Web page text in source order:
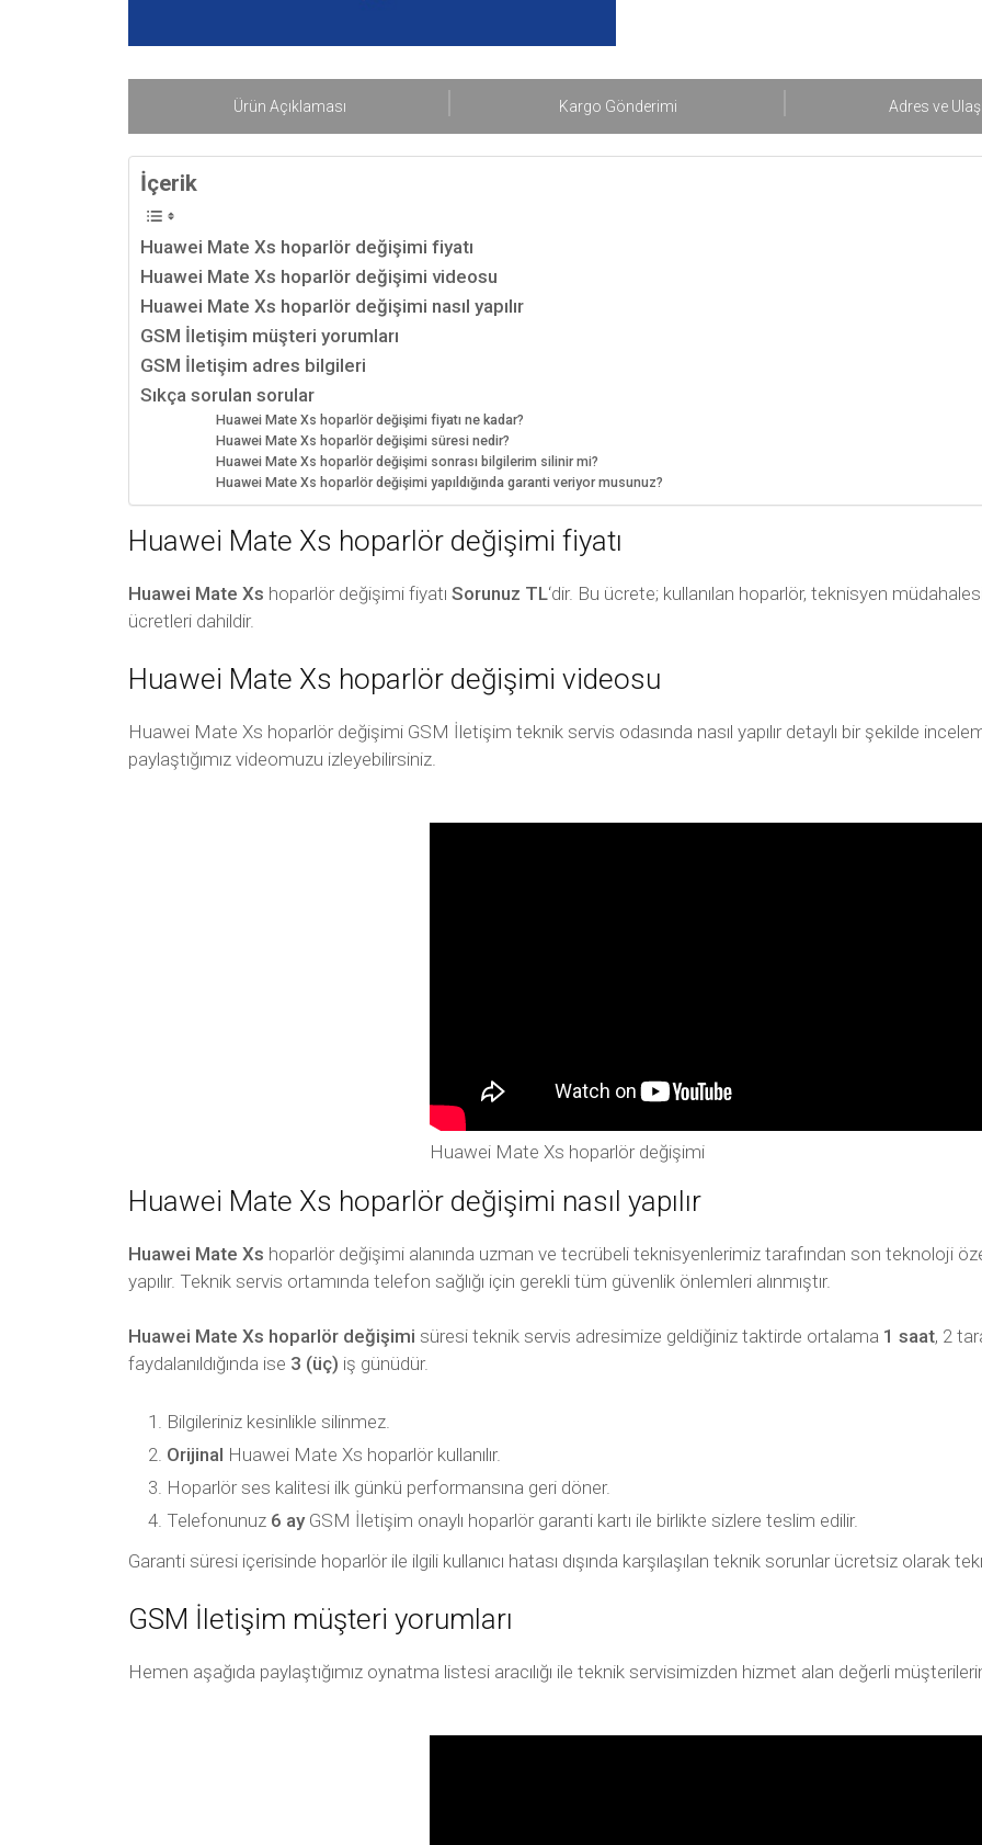
Ürün Açıklaması Kargo Gönderimi Adres ve
İçerik
Huawei Mate Xs hoparlör değişimi fiyatı
Huawei Mate Xs hoparlör değişimi videosu
Huawei Mate Xs hoparlör değişimi nasıl yapılır
GSM İletişim müşteri yorumları
GSM İletişim adres bilgileri
Sıkça sorulan sorular
Huawei Mate Xs hoparlör değişimi fiyatı ne kadar?
Huawei Mate Xs hoparlör değişimi süresi nedir?
Huawei Mate Xs hoparlör değişimi sonrası bilgilerim silinir mi?
Huawei Mate Xs hoparlör değişimi yapıldığında garanti veriyor musunuz?
Huawei Mate Xs hoparlör değişimi fiyatı
Huawei Mate Xs hoparlör değişimi fiyatı Sorunuz TL‘dir. Bu ücrete; kullanılan hoparlör, teknisyen
ücretleri dahildir.
Huawei Mate Xs hoparlör değişimi videosu
Huawei Mate Xs hoparlör değişimi GSM İletişim teknik servis odasında nasıl yapılır detaylı bir şekilde
paylaştığımız videomuzu izleyebilirsiniz.
Huawei Mate Xs hoparlör değişimi
Huawei Mate Xs hoparlör değişimi nasıl yapılır
Huawei Mate Xs hoparlör değişimi alanında uzman ve tecrübeli teknisyenlerimiz tarafından son teknoloji
yapılır. Teknik servis ortamında telefon sağlığı için gerekli tüm güvenlik önlemleri alınmıştır.
Huawei Mate Xs hoparlör değişimi süresi teknik servis adresimize geldiğiniz taktirde ortalama 1 saat, 2
faydalanıldığında ise 3 (üç) iş günüdür.
Bilgileriniz kesinlikle silinmez.
Orijinal Huawei Mate Xs hoparlör kullanılır.
Hoparlör ses kalitesi ilk günkü performansına geri döner.
Telefonunuz 6 ayGSM İletişim onaylı hoparlör garanti kartı ile birlikte sizlere teslim edilir.
Garanti süresi içerisinde hoparlör ile ilgili kullanıcı hatası dışında karşılaşılan teknik sorunlar ücretsiz olarak
GSM İletişim müşteri yorumları
Hemen aşağıda paylaştığımız oynatma listesi aracılığı ile teknik servisimizden hizmet alan değerli